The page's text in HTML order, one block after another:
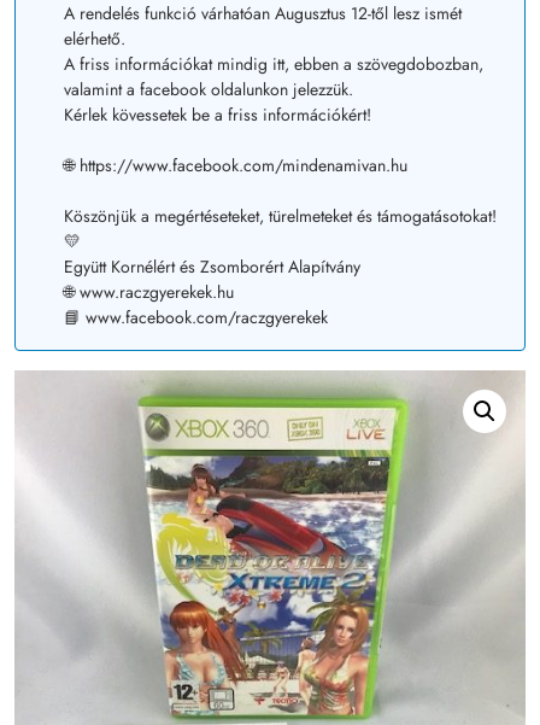
A rendelés funkció várhatóan Augusztus 12-től lesz ismét
elérhető.
A friss információkat mindig itt, ebben a szövegdobozban,
valamint a facebook oldalunkon jelezzük.
Kérlek kövessetek be a friss információkért!
🌐 https://www.facebook.com/mindenamivan.hu
Köszönjük a megértéseteket, türelmeteket és támogatásotokat!
💛
Együtt Kornélért és Zsomborért Alapítvány
🌐 www.raczgyerekek.hu
📘 www.facebook.com/raczgyerekek